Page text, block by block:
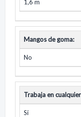
1,6 m
Mangos de goma:
No
Trabaja en
Si